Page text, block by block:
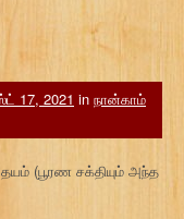
17, 2021 in நான்காம்
(பூரண சக்தியும் அந்த